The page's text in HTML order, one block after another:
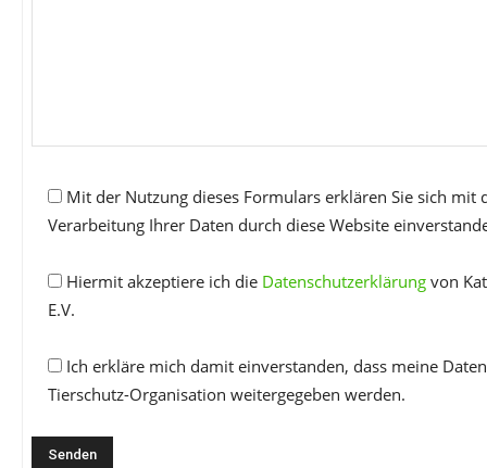
Mit der Nutzung dieses Formulars erklären Sie sich mit
Verarbeitung Ihrer Daten durch diese Website
Hiermit akzeptiere ich die Datenschutzerklärung von
E.V.
Ich erkläre mich damit einverstanden, dass meine
Tierschutz-Organisation weitergegeben werden.